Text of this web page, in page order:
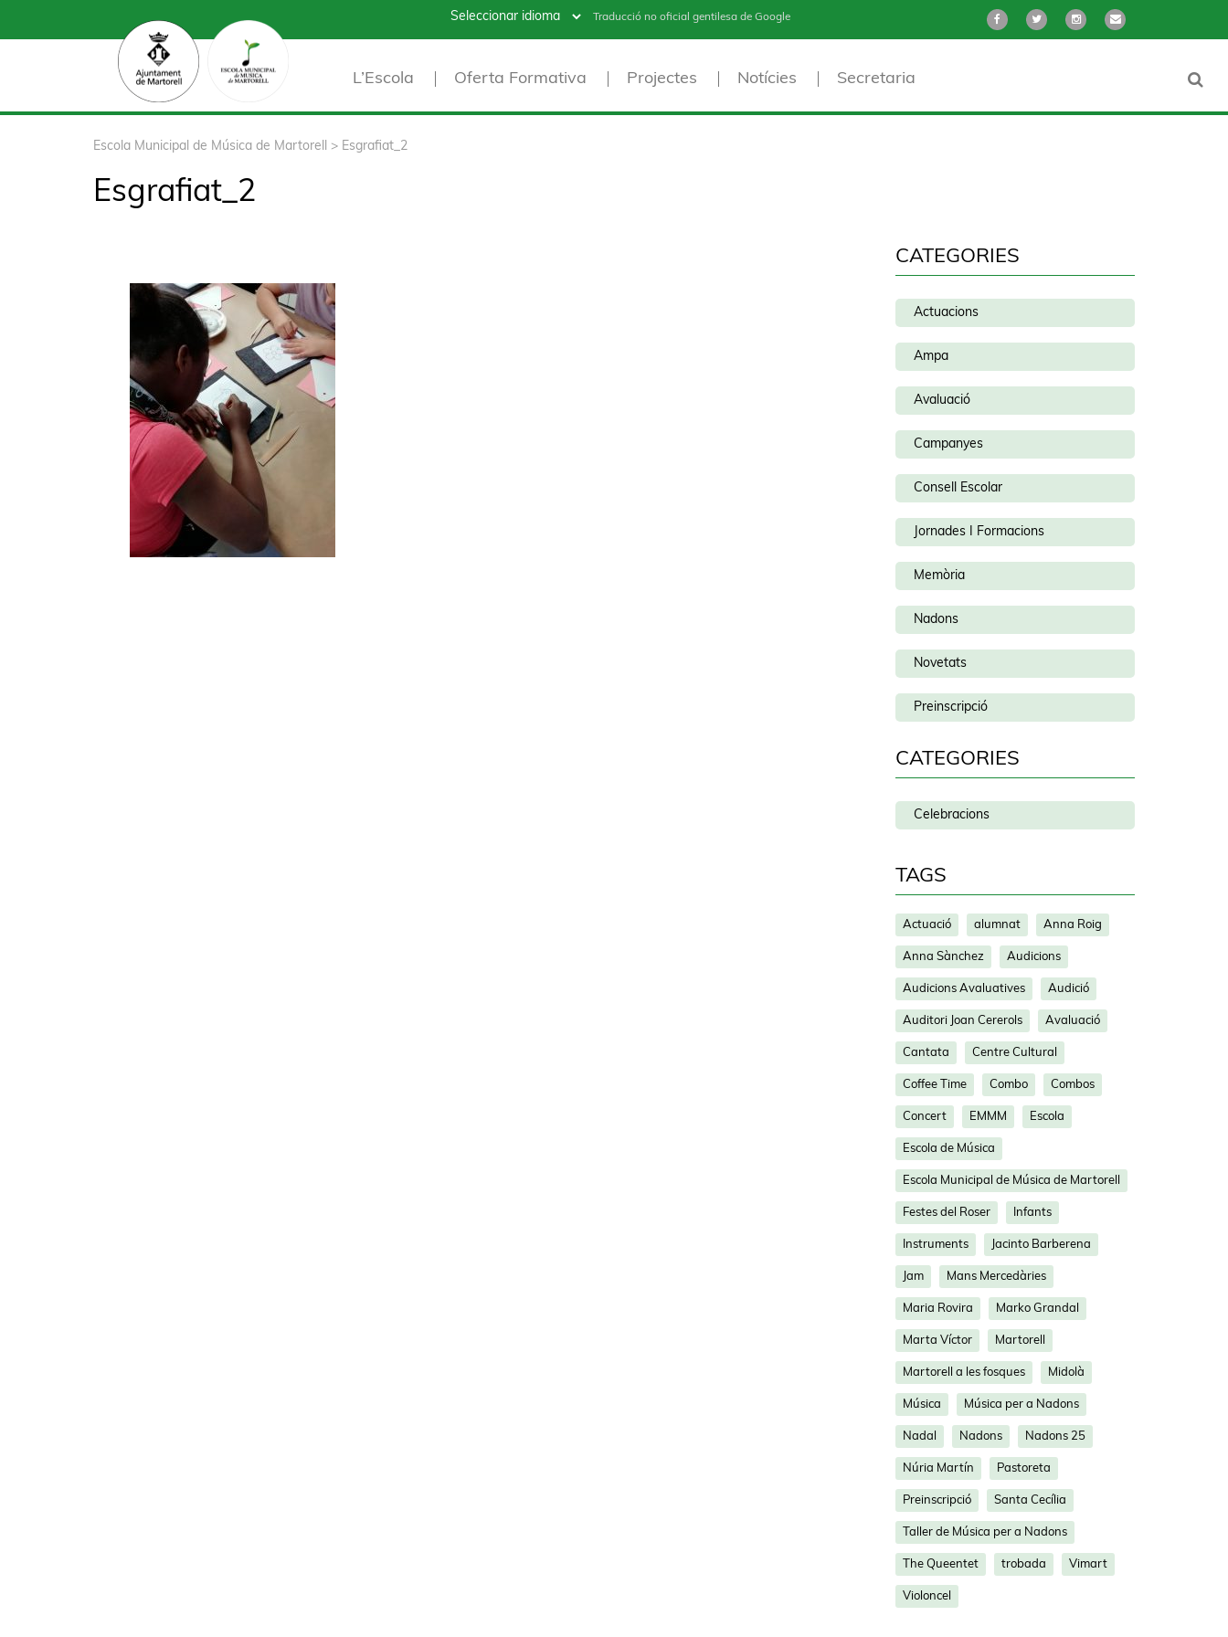
Traducció no oficial gentilesa de Google
L’Escola Oferta Formativa Projectes Notícies Secretaria
Escola Municipal de Música de Martorell > Esgrafiat_2
Esgrafiat_2
CATEGORIES
Actuacions
Ampa
Avaluació
Campanyes
Consell Escolar
Jornades I Formacions
Memòria
Nadons
Novetats
Preinscripció
CATEGORIES
Celebracions
TAGS
Actuació alumnat Anna Roig
Anna Sànchez Audicions
Audicions Avaluatives Audició
Auditori Joan Cererols Avaluació
Cantata Centre Cultural
Coffee Time Combo Combos
Concert EMMM Escola
Escola de Música
Escola Municipal de Música de Martorell
Festes del Roser Infants
Instruments Jacinto Barberena
Jam Mans Mercedàries
Maria Rovira Marko Grandal
Marta Víctor Martorell
Martorell a les fosques Midolà
Música Música per a Nadons
Nadal Nadons Nadons 25
Núria Martín Pastoreta
Preinscripció Santa Cecília
Taller de Música per a Nadons
The Queentet trobada Vimart
Violoncel